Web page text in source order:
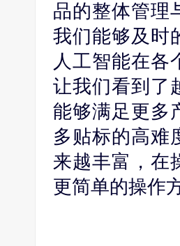
品的整体管理
我们能够及时
人工智能在各
让我们看到了
能够满足更多
多贴标的高难
来越丰富，在
更简单的操作